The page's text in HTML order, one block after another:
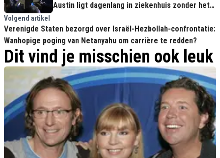
Austin ligt dagenlang in ziekenhuis zonder het
Volgend artikel
Verenigde Staten bezorgd over Israël-Hezbollah-confrontatie:
Wanhopige poging van Netanyahu om carrière te redden?
Dit vind je misschien ook leuk